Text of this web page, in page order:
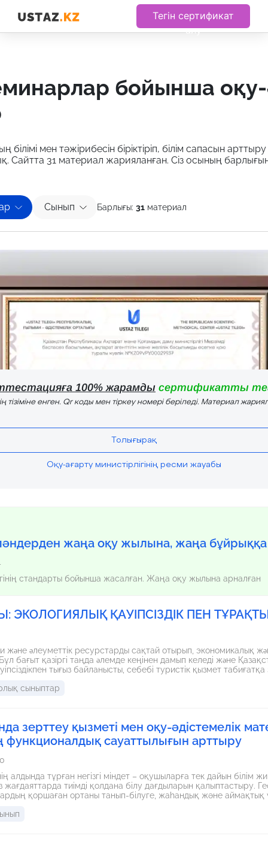
Тегін сертификат
алу
білімі мен тәжірибесін біріктіріп, білім сапасын
Сайтта 31 материал жарияланған. Сіз осының
Сынып Барлығы: 31 материал
100% жарамды сертификатты
тізіміне енген. Qr коды мен тіркеу номері беріледі. Материал
Толығырақ
Оқу-ағарту министірлігінің ресми жауабы
жаңа оқу жылына, жаңа бұйрыққа
стандарты бойынша жасалған. Жаңа оқу жылына арналған
ЭКОЛОГИЯЛЫҚ ҚАУІПСІЗДІК ПЕН
жəне əлеуметтік ресурстарды сақтай отырып, экономикалық
бағыт қазіргі таңда əлемде кеңінен дамып келеді жəне
тығыз байланысты, себебі туристік қызмет
сыныптар
зерттеу қызметі мен оқу-әдістемелік
сауаттылығын арттыру
0
алдында тұрған негізгі міндет – оқушыларға тек дайын білім
жағдаяттарда тиімді қолдана білу дағдыларын қалыптастыру.
қоршаған ортаны танып-білуге, жаһандық және аймақтық